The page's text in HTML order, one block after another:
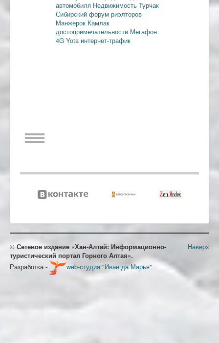
автомобиля Недвижимость Турчак
Сибирский форум риэлторов
Манжерок Камлак
достопримечательности Мегафон
4G Yota интернет-трафик
Наверх
© Сетевое издание «Хан-Алтай: Информационно-
туристический портал Горного Алтая».
Разработка -
web-студия "Иван да Марья"